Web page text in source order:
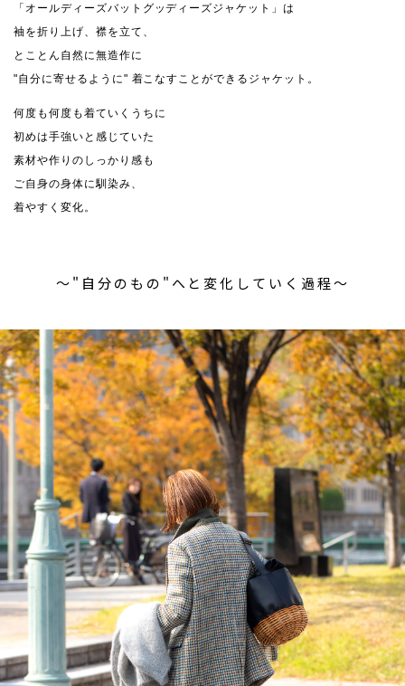
「オールディーズバットグッディーズジャケット」は
袖を折り上げ、襟を立て、
とことん自然に無造作に
"自分に寄せるように" 着こなすことができるジャケット。
何度も何度も着ていくうちに
初めは手強いと感じていた
素材や作りのしっかり感も
ご自身の身体に馴染み、
着やすく変化。
〜"自分のもの"へと変化していく過程〜